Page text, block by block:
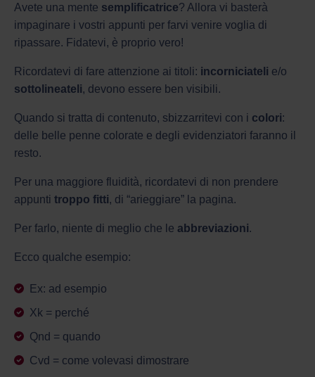
Avete una mente semplificatrice? Allora vi basterà
impaginare i vostri appunti per farvi venire voglia di
ripassare. Fidatevi, è proprio vero!
Ricordatevi di fare attenzione ai titoli: incorniciateli e/o
sottolineateli, devono essere ben visibili.
Quando si tratta di contenuto, sbizzarritevi con i colori:
delle belle penne colorate e degli evidenziatori faranno il
resto.
Per una maggiore fluidità, ricordatevi di non prendere
appunti troppo fitti, di “arieggiare” la pagina.
Per farlo, niente di meglio che le abbreviazioni.
Ecco qualche esempio:
Ex: ad esempio
Xk = perché
Qnd = quando
Cvd = come volevasi dimostrare